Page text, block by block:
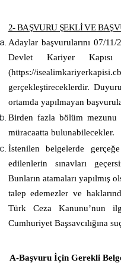
2- BAŞVURU ŞEKLİ VE
Adaylar başvurularını 07/11/
Devlet Kariyer
(https://
gerçekleştireceklerdir.
ortamda yapılmayan
Birden fazla bölüm
müracaatta bulunabilecekler.
İstenilen belgelerde
edilenlerin sınavları
Bunların atamaları yapılmış
talep edemezler ve
Türk Ceza Kanunu’nun
Cumhuriyet Başsavcılığına
A-Başvuru İçin Gerekli